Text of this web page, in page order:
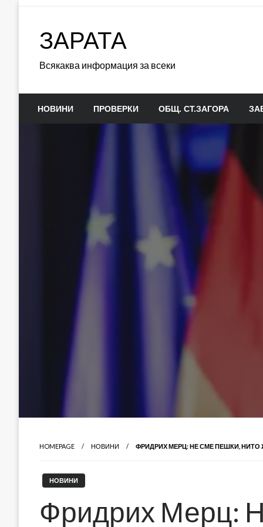
ЗАРАТА
Всякаква информация за всеки
НОВИНИ ПРОВЕРКИ ОБЩ. СТ.ЗАГОРА
HOMEPAGE НОВИНИ ФРИДРИХ МЕРЦ: НЕ СМЕ ПЕШКИ,
НОВИНИ
Фридрих Мерц: